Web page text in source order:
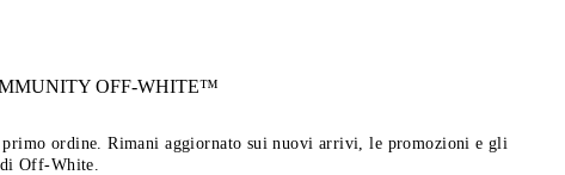
OFF-WHITE™
ordine. Rimani aggiornato sui nuovi arrivi, le promozioni e gli
Off-White.